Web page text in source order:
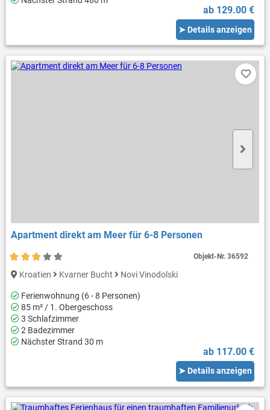
ab 129.00 €
➤ Details anzeigen
Apartment direkt am Meer für 6-8 Personen
Kroatien Kvarner Bucht Novi Vinodolski
Ferienwohnung (6 - 8 Personen)
85 m² / 1. Obergeschoss
3 Schlafzimmer
2 Badezimmer
Nächster Strand 30 m
ab 117.00 €
➤ Details anzeigen
Objekt-Nr.36592